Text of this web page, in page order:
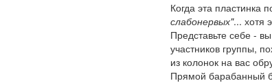
Когда эта пластинка
слабонервых"... хотя
Представьте себе -
участников группы,
из колонок на вас
Прямой барабанный